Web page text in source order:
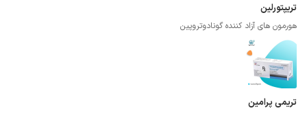
تریپتورلین
هورمون های آزاد کننده گونادوتروپین
تریمی پرامین